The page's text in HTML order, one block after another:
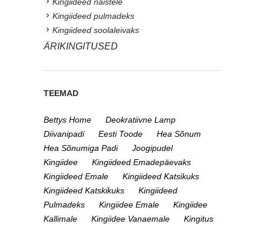
Kingiideed pulmadeks
Kingiideed soolaleivaks
ÄRIKINGITUSED
TEEMAD
Bettys Home
Deokratiivne Lamp
Diivanipadi
Eesti Toode
Hea Sõnum
Hea Sõnumiga Padi
Joogipudel
Kingiidee
Kingiideed Emadepäevaks
Kingiideed Emale
Kingiideed Katsikuks
Kingiideed Katskikuks
Kingiideed
Pulmadeks
Kingiidee Emale
Kingiidee
Kallimale
Kingiidee Vanaemale
Kingitus